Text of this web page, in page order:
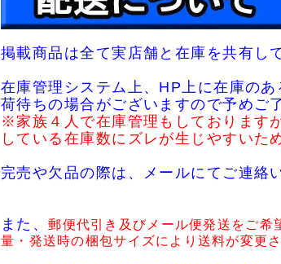
掲載商品は全て実店舗と在庫を共有し
在庫管理システム上、HP上に在庫の
荷待ちの場合がございますので予めご
※家族４人で在庫管理もしております
している在庫数にズレが生じやすいた
完売や欠品の際は、メールにてご連絡
また、郵便代引き及びメール便発送をご希
量・発送時の梱包サイズにより送料が変更さ